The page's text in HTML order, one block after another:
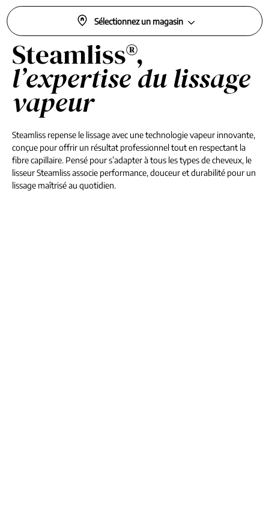
Sélectionnez un magasin
Steamliss®,
l’expertise du lissage
vapeur
Steamliss repense le lissage avec une technologie vapeur innovante,
conçue pour offrir un résultat professionnel tout en respectant la
fibre capillaire. Pensé pour s’adapter à tous les types de cheveux, le
lisseur Steamliss associe performance, douceur et durabilité pour un
lissage maîtrisé au quotidien.